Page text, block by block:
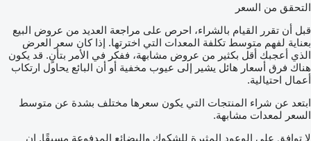
التحقق من السعر
قبل أن تقرر القيام بالشراء، احرص على مراجعة العديد من عروض البيع
بعناية لفهم متوسط تكلفة المعدات التي اخترتها. إذا كان سعر العرض
الذي أعجبك أقل بكثير من عروض مشابهة، ففكر في الأمر بتأنٍ. قد يكون
هناك فرق أسعار هائل يشير إلى عيوب مخفية أو أن البائع يحاول ارتكاب
أعمال احتيالية.
ابتعد عن شراء المنتجات التي يكون سعرها مختلف بشدة عن متوسط
السعر لمعدات مشابهة.
لا توافق على الوعود المثيرة للشكوك والبضائع المدفوعة مسبقًا. إن